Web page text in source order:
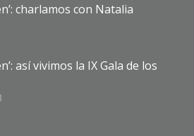
charlamos con Natalia
así vivimos la IX Gala de los